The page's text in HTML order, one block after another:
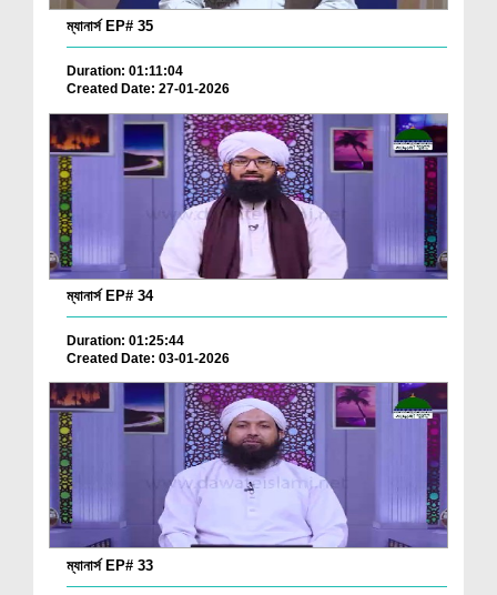
ম্যানার্স EP# 35
Duration: 01:11:04
Created Date: 27-01-2026
ম্যানার্স EP# 34
Duration: 01:25:44
Created Date: 03-01-2026
ম্যানার্স EP# 33